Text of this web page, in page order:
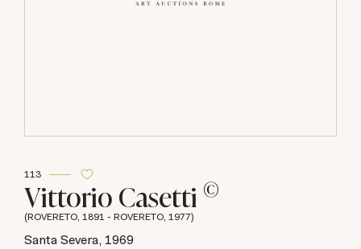
113
Vittorio Casetti ©
(ROVERETO, 1891 - ROVERETO, 1977)
Santa Severa, 1969